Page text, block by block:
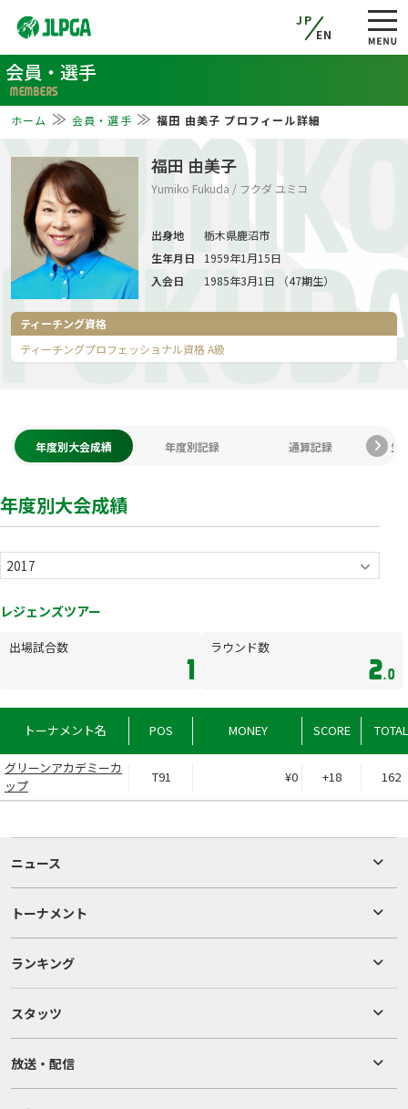
JP
EN
会員・選手
MEMBERS
ホーム 会員・選手 福田 由美子 プロフィール詳細
福田 由美子
Yumiko Fukuda / フクダ ユミコ
ティーチング資格
ティーチングプロフェッショナル資格 A級
出身地
栃木県鹿沼市
生年月日
1959年1月15日
入会日
1985年3月1日 （47期生）
年度別大会成績 年度別記録 通算記録 生
年度別大会成績
レジェンズツアー
出場試合数
1
ラウンド数
2.0
トーナメント名 POS MONEY SCORE TOTAL
グリーンアカデミーカ
ップ
T91 ¥0 +18 162
ニュース
トーナメント
ランキング
スタッツ
放送・配信